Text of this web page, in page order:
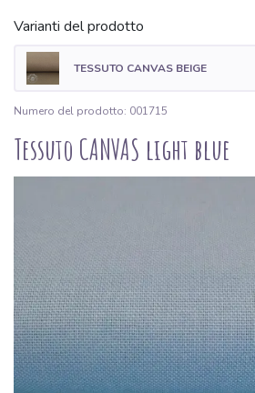
Varianti del prodotto
TESSUTO CANVAS BEIGE
Numero del prodotto: 001715
Tessuto CANVAS light blue